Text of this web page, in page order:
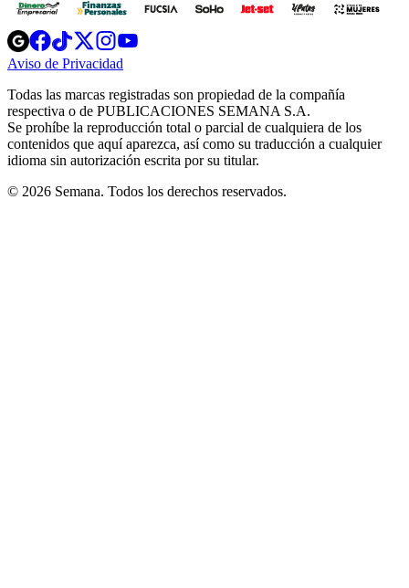
Opens
in
new
Opens
in
new
Opens
in
new
window
Opens
new
windowwindow
Aviso de Privacidad
new
window
Todas las marcas registradas son propiedad de la compañía
respectiva o de PUBLICACIONES SEMANA S.A.
Se prohíbe la reproducción total o parcial de cualquiera de los
contenidos que aquí aparezca, así como su traducción a cualquier
idioma sin autorización escrita por su titular.
© 2026 Semana. Todos los derechos reservados.